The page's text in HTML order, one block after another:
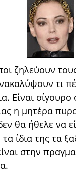
ζηλεύουν
τι
Είναι σίγουρο
η μητέρα
θα ήθελε να
ίδια της τα
στην